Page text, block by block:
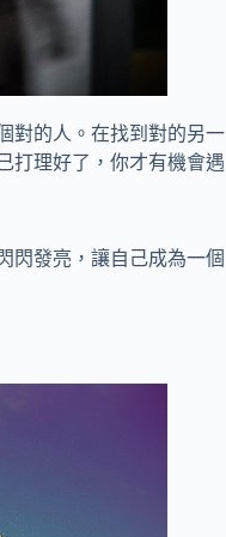
對的人。在找到對的另一
打理好了，你才有機會遇
閃發亮，讓自己成為一個